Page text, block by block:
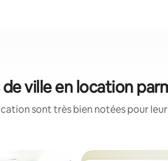
de ville en location
sont très bien notées pour